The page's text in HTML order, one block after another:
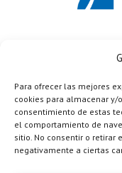
Para ofrecer las mejores
cookies para almacenar y/
consentimiento de estas
el comportamiento de
sitio. No consentir o retirar
negativamente a ciertas
Política de
Copyright © 2026 ·